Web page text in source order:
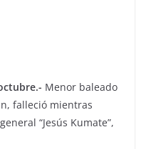
Menor baleado
falleció mientras
“Jesús Kumate”,